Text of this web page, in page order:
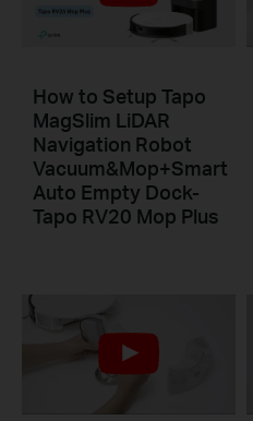
How to Setup Tapo
MagSlim LiDAR
Navigation Robot
Vacuum&Mop+Smart
Auto Empty Dock-
Tapo RV20 Mop Plus